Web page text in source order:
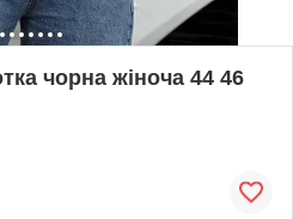
чорна жіноча 44 46